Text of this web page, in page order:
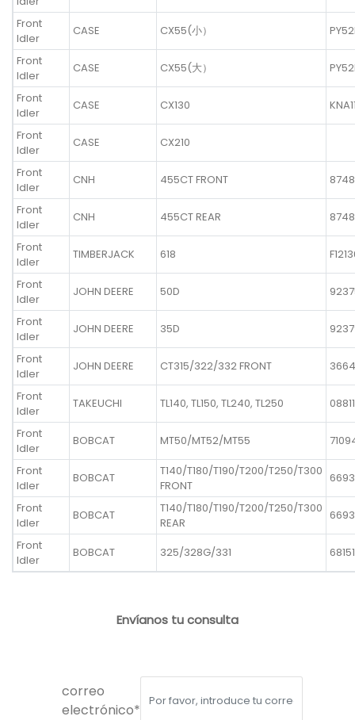
Front
Idler
CASE CX55(小）
Front
Idler
CASE CX55(大）
Front
Idler
CASE CX130
Front
Idler
CASE
CX210
Front
Idler
CNH 455CT FRONT
Front
Idler
CNH 455CT REAR
Front
Idler
TIMBERJACK 618
Front
Idler
JOHN DEERE 50D
Front
Idler
JOHN DEERE 35D
Front
Idler
JOHN DEERE CT315/322/332 FRONT
Front
Idler
TAKEUCHI TL140, TL150, TL240, TL250
Front
Idler
BOBCAT MT50/MT52/MT55
Front
Idler
BOBCAT
T140/T180/T190/T200/T250/T300
FRONT
Front
Idler
BOBCAT
T140/T180/T190/T200/T250/T300
REAR
Front
Idler
BOBCAT 325/328G/331
Envíanos tu consulta
correo
electrónico*